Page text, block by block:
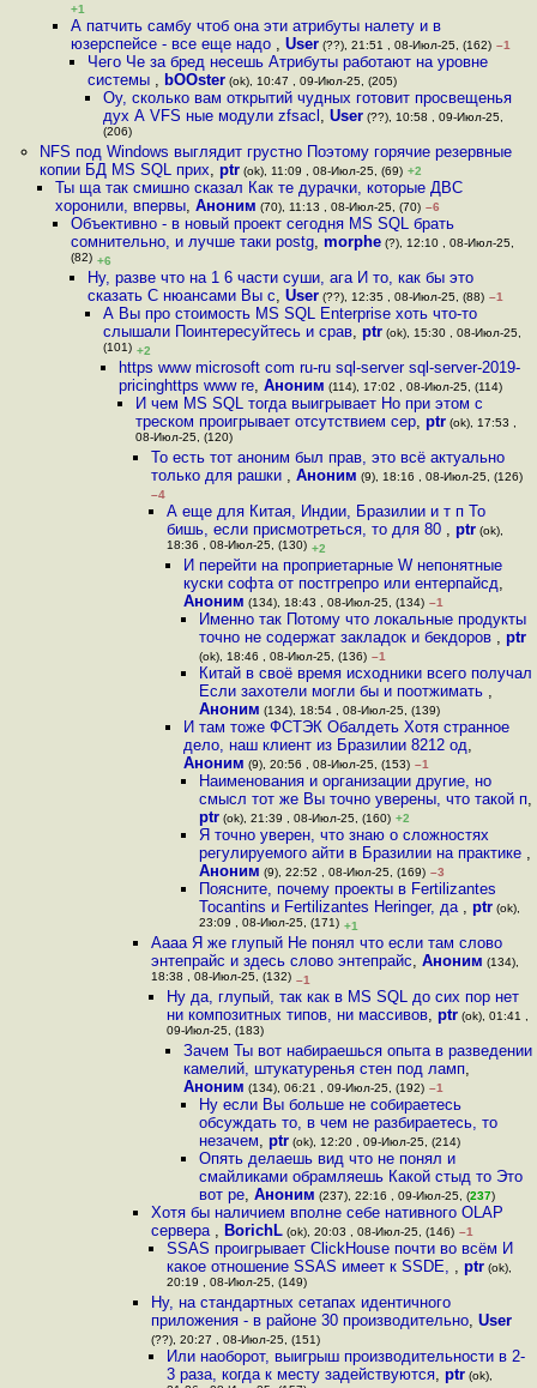
+1
А патчить самбу чтоб она эти атрибуты налету и в
юзерспейсе - все еще надо ,User (??), 21:51 , 08-Июл-25, (162) –1
Чего Че за бред несешь Атрибуты работают на уровне
системы , bOOster(ok), 10:47 , 09-Июл-25, (205)
Оу, сколько вам открытий чудных готовит просвещенья
дух А VFS ные модули zfsacl , User(??), 10:58 , 09-Июл-25,
(206)
NFS под Windows выглядит грустно Поэтому горячие резервные
копии БД MS SQL прих, ptr(ok), 11:09 , 08-Июл-25, (69) +2
Ты ща так смишно сказал Как те дурачки, которые ДВС
хоронили, впервы, Аноним (70), 11:13 , 08-Июл-25, (70) –6
Объективно - в новый проект сегодня MS SQL брать
сомнительно, и лучше таки postg,morphe (?), 12:10 , 08-Июл-25,
(82) +6
Ну, разве что на 1 6 части суши, ага И то, как бы это
сказать С нюансами Вы с, User(??), 12:35 , 08-Июл-25, (88) –1
А Вы про стоимость MS SQL Enterprise хоть что-то
слышали Поинтересуйтесь и срав, ptr(ok), 15:30 , 08-Июл-25,
(101) +2
https www microsoft com ru-ru sql-server sql-server-2019-
pricinghttps www re,Аноним (114), 17:02 , 08-Июл-25, (114)
И чем MS SQL тогда выигрывает Но при этом с
треском проигрывает отсутствием сер, ptr(ok), 17:53 ,
08-Июл-25, (120)
То есть тот аноним был прав, это всё актуально
только для рашки , Аноним (9), 18:16 , 08-Июл-25, (126)
–4
А еще для Китая, Индии, Бразилии и т п То
бишь, если присмотреться, то для 80 ,ptr (ok),
18:36 , 08-Июл-25, (130) +2
И перейти на проприетарные W непонятные
куски софта от постгрепро или ентерпайсд,
Аноним (134), 18:43 , 08-Июл-25, (134) –1
Именно так Потому что локальные продукты
точно не содержат закладок и бекдоров , ptr
(ok), 18:46 , 08-Июл-25, (136) –1
Китай в своё время исходники всего получал
Если захотели могли бы и поотжимать ,
Аноним (134), 18:54 , 08-Июл-25, (139)
И там тоже ФСТЭК Обалдеть Хотя странное
дело, наш клиент из Бразилии 8212 од,
Аноним (9), 20:56 , 08-Июл-25, (153) –1
Наименования и организации другие, но
смысл тот же Вы точно уверены, что такой п,
ptr(ok), 21:39 , 08-Июл-25, (160) +2
Я точно уверен, что знаю о сложностях
регулируемого айти в Бразилии на практике ,
Аноним (9), 22:52 , 08-Июл-25, (169) –3
Поясните, почему проекты в Fertilizantes
Tocantins и Fertilizantes Heringer, да , ptr(ok),
23:09 , 08-Июл-25, (171) +1
Аааа Я же глупый Не понял что если там слово
энтепрайс и здесь слово энтепрайс, Аноним (134),
18:38 , 08-Июл-25, (132) –1
Ну да, глупый, так как в MS SQL до сих пор нет
ни композитных типов, ни массивов,ptr (ok), 01:41 ,
09-Июл-25, (183)
Зачем Ты вот набираешься опыта в разведении
камелий, штукатуренья стен под ламп,
Аноним (134), 06:21 , 09-Июл-25, (192) –1
Ну если Вы больше не собираетесь
обсуждать то, в чем не разбираетесь, то
незачем, ptr(ok), 12:20 , 09-Июл-25, (214)
Опять делаешь вид что не понял и
смайликами обрамляешь Какой стыд то Это
вот ре, Аноним (237), 22:16 , 09-Июл-25, (237)
Хотя бы наличием вполне себе нативного OLAP
сервера , BorichL(ok), 20:03 , 08-Июл-25, (146) –1
SSAS проигрывает ClickHouse почти во всём И
какое отношение SSAS имеет к SSDE, ,ptr (ok),
20:19 , 08-Июл-25, (149)
Ну, на стандартных сетапах идентичного
приложения - в районе 30 производительно, User
(??), 20:27 , 08-Июл-25, (151)
Или наоборот, выигрыш производительности в 2-
3 раза, когда к месту задействуются,ptr (ok),